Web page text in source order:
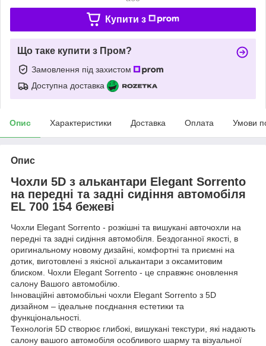
Купити з
Що таке купити з Пром?
Замовлення під захистом
Доступна доставка
Опис Характеристики Доставка Оплата Умови
Опис
Чохли 5D з алькантари Elegant Sorrento
на передні та задні сидіння автомобіля
EL 700 154 бежеві
Чохли Elegant Sorrento - розкішні та вишукані авточохли на
передні та задні сидіння автомобіля. Бездоганної якості, в
оригинальному новому дизайні, комфортні та приємні на
дотик, виготовлені з якісної алькантари з оксамитовим
блиском. Чохли Elegant Sorrento - це справжнє оновлення
салону Вашого автомобілю.
Інноваційні автомобільні чохли Elegant Sorrento з 5D
дизайном – ідеальне поєднання естетики та
функціональності.
Технологія 5D створює глибокі, вишукані текстури, які надають
салону вашого автомобіля особливого шарму та візуальної